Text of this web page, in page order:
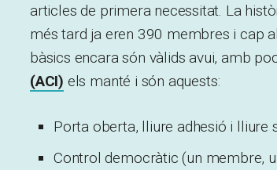
articles de primera necessitat. La
més tard ja eren 390 membres i cap
bàsics encara són vàlids avui, amb
(ACI) els manté i són aquests:
Porta oberta, lliure adhesió i lliure
Control democràtic (un membre,